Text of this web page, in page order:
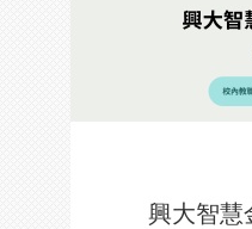
興大智慧